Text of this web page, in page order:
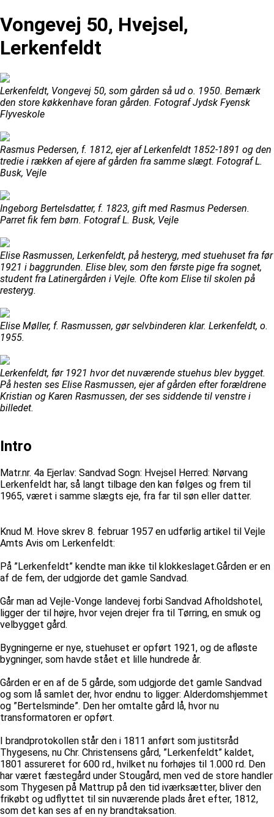
Vongevej 50, Hvejsel,
Lerkenfeldt
Lerkenfeldt, Vongevej 50, som gården så ud o. 1950. Bemærk
den store køkkenhave foran gården. Fotograf Jydsk Fyensk
Flyveskole
Rasmus Pedersen, f. 1812, ejer af Lerkenfeldt 1852-1891 og den
tredie i rækken af ejere af gården fra samme slægt. Fotograf L.
Busk, Vejle
Ingeborg Bertelsdatter, f. 1823, gift med Rasmus Pedersen.
Parret fik fem børn. Fotograf L. Busk, Vejle
Elise Rasmussen, Lerkenfeldt, på hesteryg, med stuehuset fra før
1921 i baggrunden. Elise blev, som den første pige fra sognet,
student fra Latinergården i Vejle. Ofte kom Elise til skolen på
resteryg.
Elise Møller, f. Rasmussen, gør selvbinderen klar. Lerkenfeldt, o.
1955.
Lerkenfeldt, før 1921 hvor det nuværende stuehus blev bygget.
På hesten ses Elise Rasmussen, ejer af gården efter forældrene
Kristian og Karen Rasmussen, der ses siddende til venstre i
billedet.
Intro
Matr.nr. 4a Ejerlav: Sandvad Sogn: Hvejsel Herred: Nørvang
Lerkenfeldt har, så langt tilbage den kan følges og frem til
1965, været i samme slægts eje, fra far til søn eller datter.
Knud M. Hove skrev 8. februar 1957 en udførlig artikel til Vejle
Amts Avis om Lerkenfeldt:
På ”Lerkenfeldt” kendte man ikke til klokkeslaget.Gården er en
af de fem, der udgjorde det gamle Sandvad.
Går man ad Vejle-Vonge landevej forbi Sandvad Afholdshotel,
ligger der til højre, hvor vejen drejer fra til Tørring, en smuk og
velbygget gård.
Bygningerne er nye, stuehuset er opført 1921, og de afløste
bygninger, som havde stået et lille hundrede år.
Gården er en af de 5 gårde, som udgjorde det gamle Sandvad
og som lå samlet der, hvor endnu to ligger: Alderdomshjemmet
og ”Bertelsminde”. Den her omtalte gård lå, hvor nu
transformatoren er opført.
I brandprotokollen står den i 1811 anført som justitsråd
Thygesens, nu Chr. Christensens gård, ”Lerkenfeldt” kaldet,
1801 assureret for 600 rd., hvilket nu forhøjes til 1.000 rd. Den
har været fæstegård under Stougård, men ved de store handler
som Thygesen på Mattrup på den tid iværksætter, bliver den
frikøbt og udflyttet til sin nuværende plads året efter, 1812,
som det kan ses af en ny brandtaksation.